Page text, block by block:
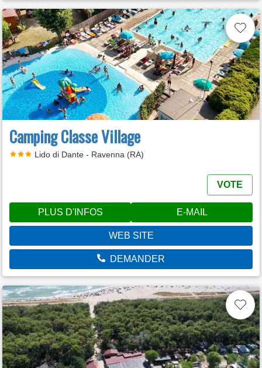
Camping Classe Village
Lido di Dante - Ravenna (RA)
VOTE
PLUS D'INFOS E-MAIL
WEB SITE
DEMANDER